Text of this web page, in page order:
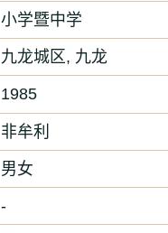
小学暨中学
九龙城区, 九龙
1985
非牟利
男女
-